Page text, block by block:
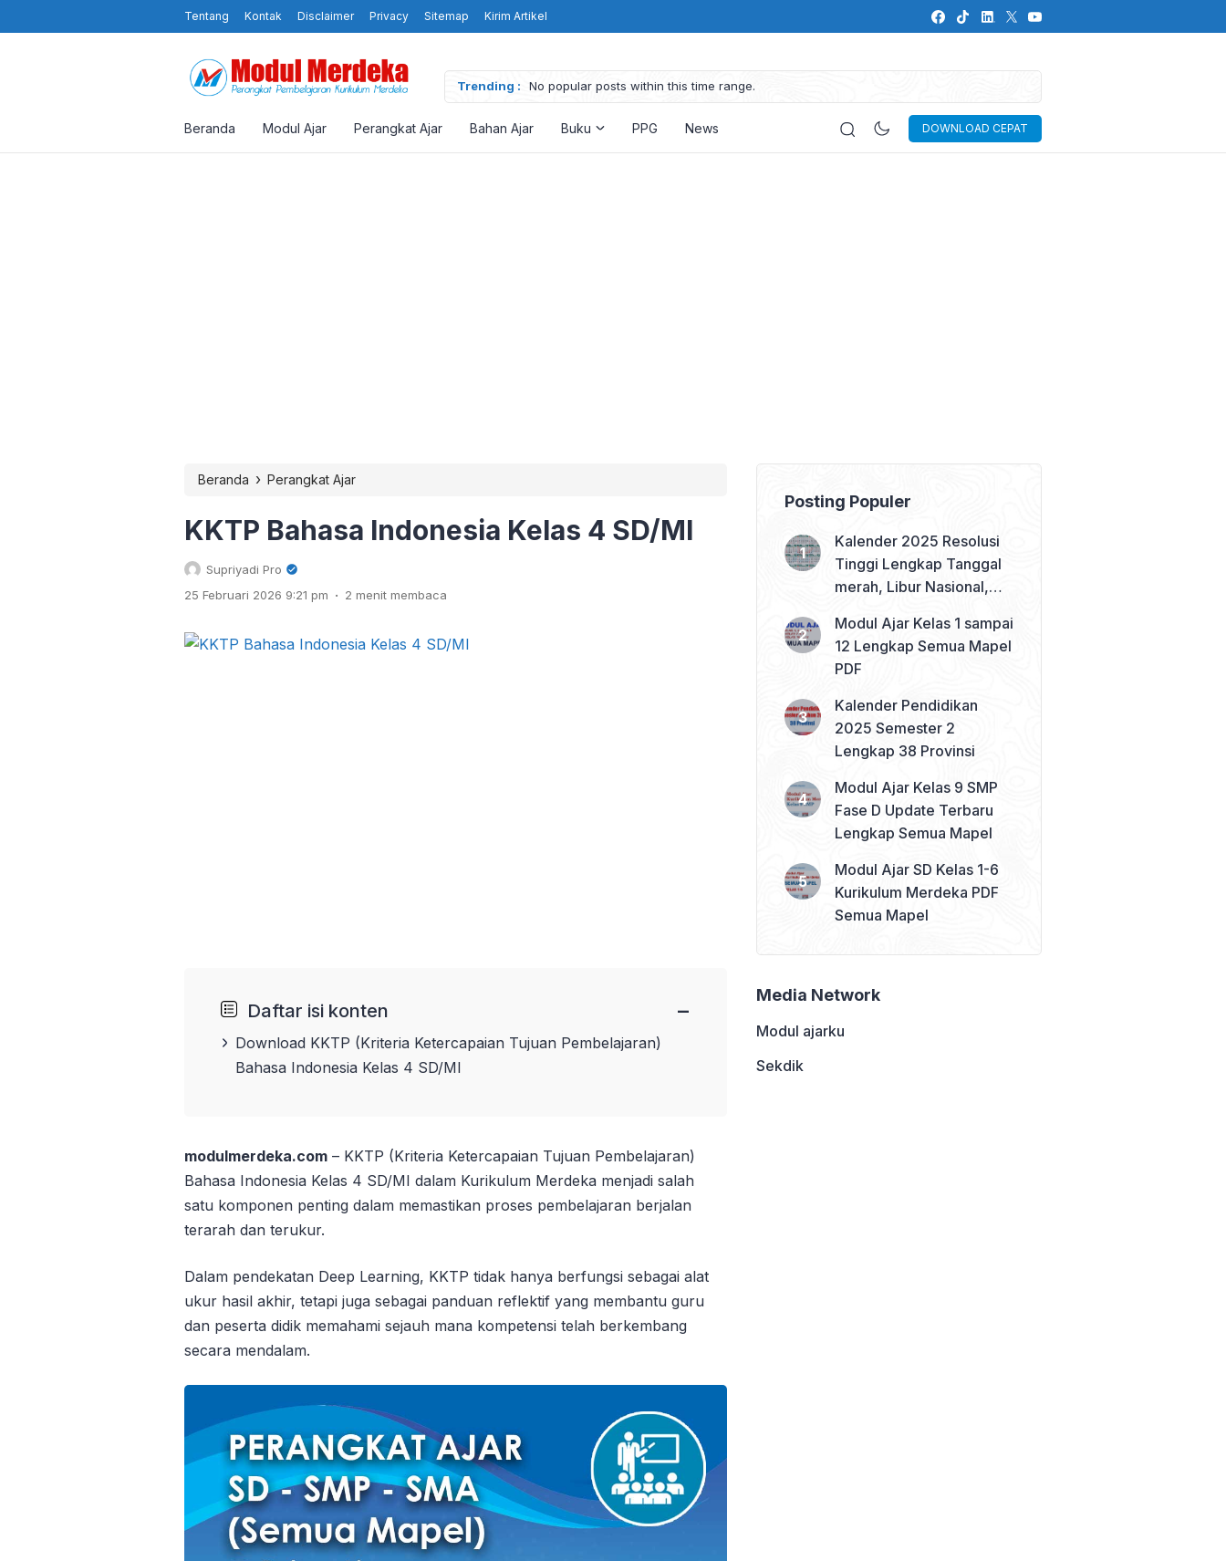
Tentang Kontak Disclaimer Privacy Sitemap Kirim Artikel
Trending : No popular posts within this time range.
DOWNLOAD CEPAT
Beranda Modul Ajar Perangkat Ajar Bahan Ajar Buku PPG News
Beranda › Perangkat Ajar
KKTP Bahasa Indonesia Kelas 4 SD/MI
Supriyadi Pro
25 Februari 2026 9:21 pm . 2 menit membaca
Daftar isi konten −
Download KKTP (Kriteria Ketercapaian Tujuan Pembelajaran)
Bahasa Indonesia Kelas 4 SD/MI
modulmerdeka.com – KKTP (Kriteria Ketercapaian Tujuan Pembelajaran)
Bahasa Indonesia Kelas 4 SD/MI dalam Kurikulum Merdeka menjadi salah
satu komponen penting dalam memastikan proses pembelajaran berjalan
terarah dan terukur.
Dalam pendekatan Deep Learning, KKTP tidak hanya berfungsi sebagai alat
ukur hasil akhir, tetapi juga sebagai panduan reflektif yang membantu guru
dan peserta didik memahami sejauh mana kompetensi telah berkembang
secara mendalam.
Posting Populer
Kalender 2025 Resolusi
Tinggi Lengkap Tanggal
merah, Libur Nasional,
Modul Ajar Kelas 1 sampai
12 Lengkap Semua Mapel
PDF
Kalender Pendidikan
2025 Semester 2
Lengkap 38 Provinsi
Modul Ajar Kelas 9 SMP
Fase D Update Terbaru
Lengkap Semua Mapel
Modul Ajar SD Kelas 1-6
Kurikulum Merdeka PDF
Semua Mapel
Media Network
Modul ajarku
Sekdik